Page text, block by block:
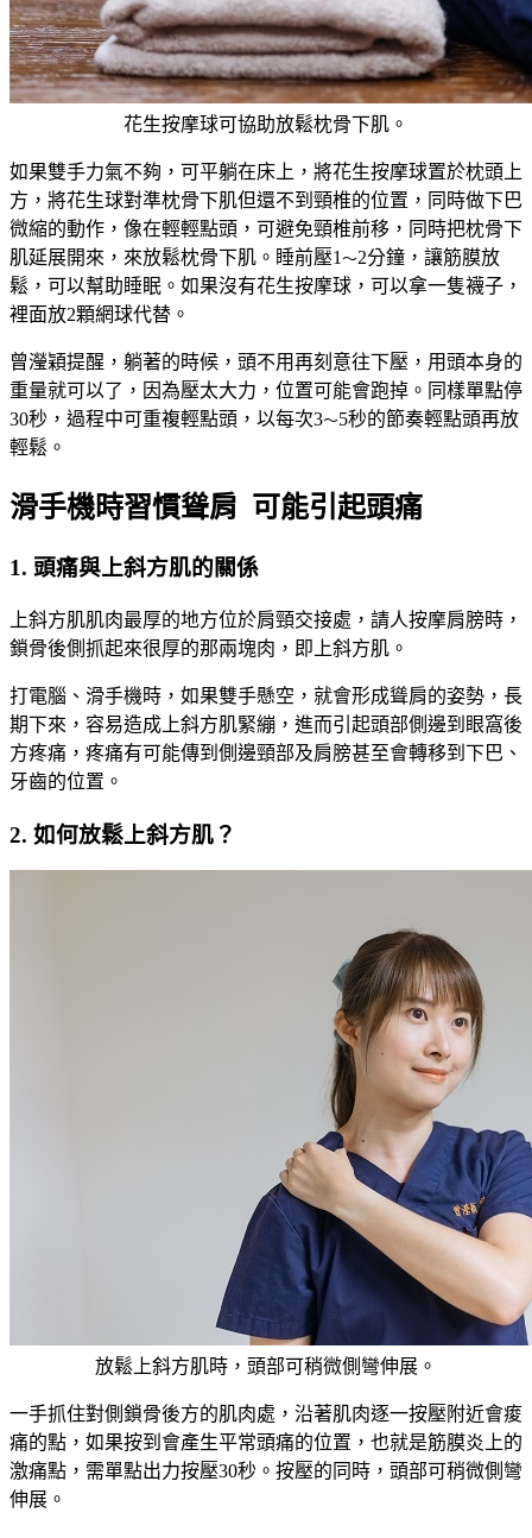
花生按摩球可協助放鬆枕骨下肌。
如果雙手力氣不夠，可平躺在床上，將花生按摩球置於枕頭上
方，將花生球對準枕骨下肌但還不到頸椎的位置，同時做下巴
微縮的動作，像在輕輕點頭，可避免頸椎前移，同時把枕骨下
肌延展開來，來放鬆枕骨下肌。睡前壓1 ～2分鐘，讓筋膜放
鬆，可以幫助睡眠。如果沒有花生按摩球，可以拿一隻襪子，
裡面放2顆網球代替。
曾瀅穎提醒，躺著的時候，頭不用再刻意往下壓，用頭本身的
重量就可以了，因為壓太大力，位置可能會跑掉。同樣單點停
30秒，過程中可重複輕點頭，以每次3～5秒的節奏輕點頭再放
輕鬆。
滑手機時習慣聳肩 可能引起頭痛
1. 頭痛與上斜方肌的關係
上斜方肌肌肉最厚的地方位於肩頸交接處，請人按摩肩膀時，
鎖骨後側抓起來很厚的那兩塊肉，即上斜方肌。
打電腦、滑手機時，如果雙手懸空，就會形成聳肩的姿勢，長
期下來，容易造成上斜方肌緊繃，進而引起頭部側邊到眼窩後
方疼痛，疼痛有可能傳到側邊頸部及肩膀甚至會轉移到下巴、
牙齒的位置。
2. 如何放鬆上斜方肌？
放鬆上斜方肌時，頭部可稍微側彎伸展。
一手抓住對側鎖骨後方的肌肉處，沿著肌肉逐一按壓附近會痠
痛的點，如果按到會產生平常頭痛的位置，也就是筋膜炎上的
激痛點，需單點出力按壓30秒。按壓的同時，頭部可稍微側彎
伸展。